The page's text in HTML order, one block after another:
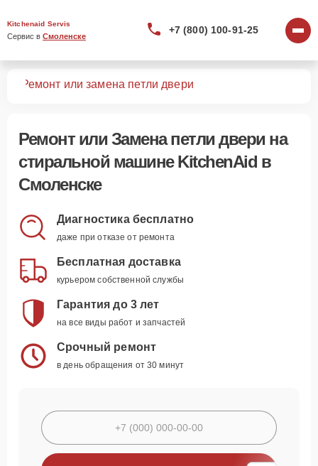
Kitchenaid Servis
Сервис в Смоленске
+7 (800) 100-91-25
Ремонт или замена петли двери
Ремонт или Замена петли двери на
стиральной машине KitchenAid в
Смоленске
Диагностика бесплатно
даже при отказе от ремонта
Бесплатная доставка
курьером собственной службы
Гарантия до 3 лет
на все виды работ и запчастей
Срочный ремонт
в день обращения от 30 минут